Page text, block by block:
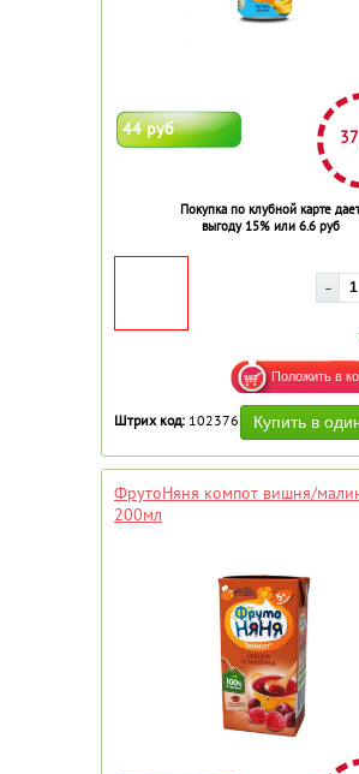
44 руб
Покупка по клубной карте дает
выгоду 15% или 6.6 руб
Штрих код: 102376
ФрутоНяня компот вишня/
200мл